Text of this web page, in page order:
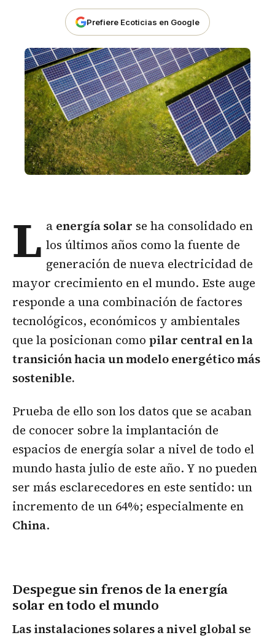
Prefiere Ecoticias en Google
L a energía solar se ha consolidado en
los últimos años como la fuente de
generación de nueva electricidad de
mayor crecimiento en el mundo. Este auge
responde a una combinación de factores
tecnológicos, económicos y ambientales
que la posicionan como pilar central en la
transición hacia un modelo energético más
sostenible.
Prueba de ello son los datos que se acaban
de conocer sobre la implantación de
espacios de energía solar a nivel de todo el
mundo hasta julio de este año. Y no pueden
ser más esclarecedores en este sentido: un
incremento de un 64%; especialmente en
China.
Despegue sin frenos de la energía
solar en todo el mundo
Las instalaciones solares a nivel global se